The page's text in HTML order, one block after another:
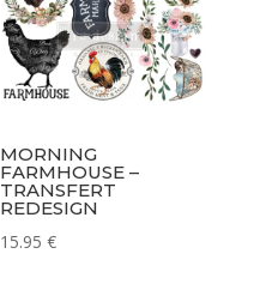
MORNING
FARMHOUSE –
TRANSFERT
REDESIGN
15.95€